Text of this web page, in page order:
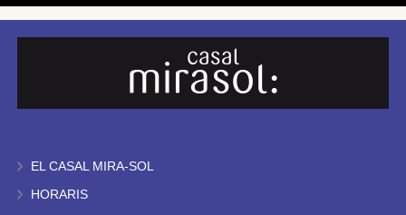
EL CASAL MIRA-SOL
HORARIS